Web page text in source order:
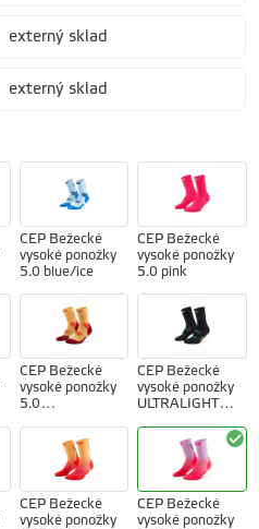
externý sklad
externý sklad
CEP Bežecké
vysoké ponožky
5.0 blue/ice
CEP Bežecké
vysoké ponožky
5.0 pink
CEP Bežecké
vysoké ponožky
5.0
CEP Bežecké
vysoké ponožky
ULTRALIGHT
CEP Bežecké
vysoké ponožky
CEP Bežecké
vysoké ponožky